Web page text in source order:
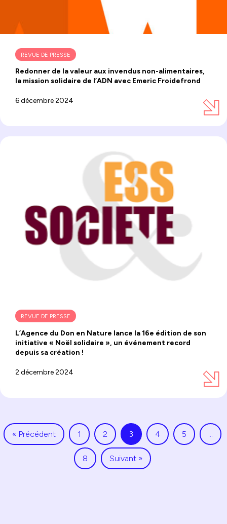
REVUE DE PRESSE
Redonner de la valeur aux invendus non-alimentaires,
la mission solidaire de l’ADN avec Emeric Froidefrond
6 décembre 2024
REVUE DE PRESSE
L’Agence du Don en Nature lance la 16e édition de son
initiative « Noël solidaire », un événement record
depuis sa création !
2 décembre 2024
« Précédent 1 2 3 4 5
8 Suivant »